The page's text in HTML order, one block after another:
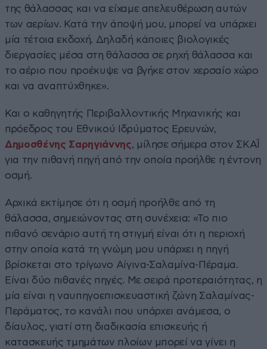
της θάλασσας και να είχαμε απελευθέρωση αυτών
των αερίων. Κατά την άποψή μου, μπορεί να υπάρχει
μία τέτοια εκδοχή. Δηλαδή κάποιες βιολογικές
διεργασίες μέσα στη θάλασσα σε ρηχή θάλασσα και
το αέριο που προέκυψε να βγήκε στον χερσαίο χώρο
και να αναπτύχθηκε».
Και ο καθηγητής Περιβαλλοντικής Μηχανικής και
πρόεδρος του Εθνικού Ιδρύματος Ερευνών,
Δημοσθένης Σαρηγιάννης, μίλησε σήμερα στον ΣΚΑΪ
για την πιθανή πηγή από την οποία προήλθε η έντονη
οσμή.
Αρχικά εκτίμησε ότι η οσμή προήλθε από τη
θάλασσα, σημειώνοντας στη συνέχεια: «Το πιο
πιθανό σενάριο αυτή τη στιγμή είναι ότι η περιοχή
στην οποία κατά τη γνώμη μου υπάρχει η πηγή
βρίσκεται στο τρίγωνο Αίγινα-Σαλαμίνα-Πέραμα.
Είναι δύο πιθανές πηγές. Με σειρά προτεραιότητας, η
μία είναι η ναυπηγοεπισκευαστική ζώνη Σαλαμίνας-
Περάματος, το κανάλι που υπάρχει ανάμεσα, ο
δίαυλος, γιατί στη διαδικασία επισκευής ή
κατασκευής τμημάτων πλοίων μπορεί να γίνει η